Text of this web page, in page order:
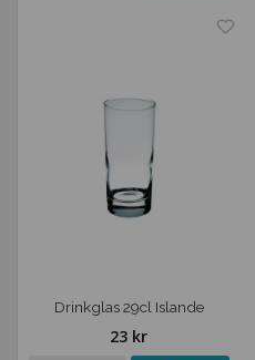
Drinkglas 29cl Islande
23 kr